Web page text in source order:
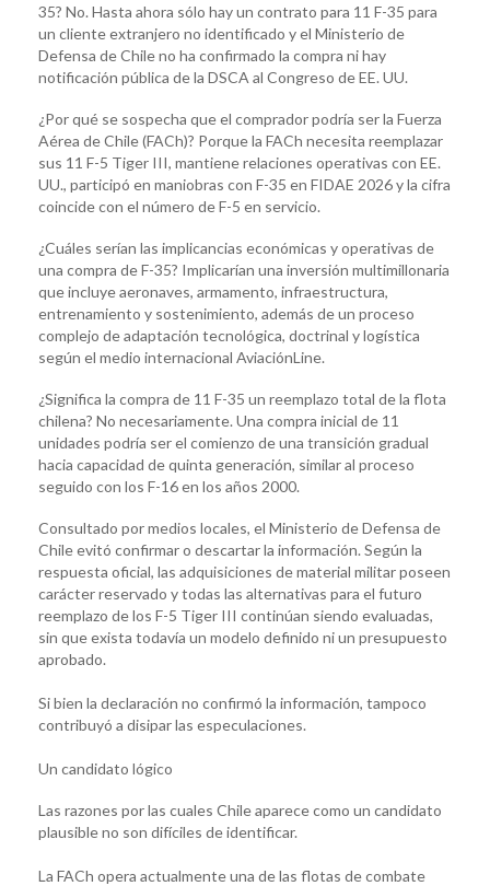
35? No. Hasta ahora sólo hay un contrato para 11 F-35 para
un cliente extranjero no identificado y el Ministerio de
Defensa de Chile no ha confirmado la compra ni hay
notificación pública de la DSCA al Congreso de EE. UU.
¿Por qué se sospecha que el comprador podría ser la Fuerza
Aérea de Chile (FACh)? Porque la FACh necesita reemplazar
sus 11 F-5 Tiger III, mantiene relaciones operativas con EE.
UU., participó en maniobras con F-35 en FIDAE 2026 y la cifra
coincide con el número de F-5 en servicio.
¿Cuáles serían las implicancias económicas y operativas de
una compra de F-35? Implicarían una inversión multimillonaria
que incluye aeronaves, armamento, infraestructura,
entrenamiento y sostenimiento, además de un proceso
complejo de adaptación tecnológica, doctrinal y logística
según el medio internacional AviaciónLine.
¿Significa la compra de 11 F-35 un reemplazo total de la flota
chilena? No necesariamente. Una compra inicial de 11
unidades podría ser el comienzo de una transición gradual
hacia capacidad de quinta generación, similar al proceso
seguido con los F-16 en los años 2000.
Consultado por medios locales, el Ministerio de Defensa de
Chile evitó confirmar o descartar la información. Según la
respuesta oficial, las adquisiciones de material militar poseen
carácter reservado y todas las alternativas para el futuro
reemplazo de los F-5 Tiger III continúan siendo evaluadas,
sin que exista todavía un modelo definido ni un presupuesto
aprobado.
Si bien la declaración no confirmó la información, tampoco
contribuyó a disipar las especulaciones.
Un candidato lógico
Las razones por las cuales Chile aparece como un candidato
plausible no son difíciles de identificar.
La FACh opera actualmente una de las flotas de combate